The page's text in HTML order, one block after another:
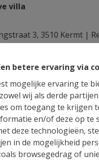
betere ervaring via
mogelijke ervaring te
wij als derde
om toegang te krijgen
en/of deze op te
deze technologieën,
in de mogelijkheid
browsegedrag of
villa
3, 3510 Kermt |
505 m²